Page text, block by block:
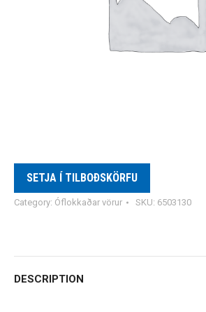
SETJA Í TILBOÐSKÖRFU
Category: Óflokkaðar vörur SKU: 6503130
DESCRIPTION